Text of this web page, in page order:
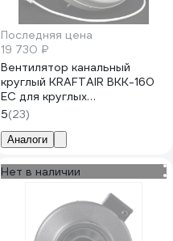
Последняя цена
19 730 ₽
Вентилятор канальный
круглый KRAFTAIR ВКК-160
EC для круглых
воздуховодов диаметром
160 мм ВКК-160EC+вилка
5(23)
Аналоги
Нет в наличии